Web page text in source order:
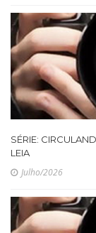
SÉRIE:
LEIA
Julho/2026